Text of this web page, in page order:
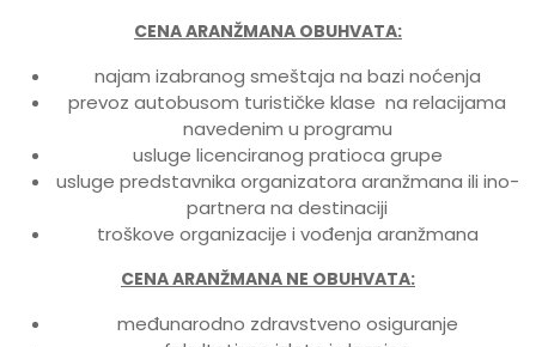
CENA ARANŽMANA OBUHVATA:
najam izabranog smeštaja na bazi noćenja
prevoz autobusom turističke klase na relacijama
navedenim u programu
usluge licenciranog pratioca grupe
usluge predstavnika organizatora aranžmana ili ino-
partnera na destinaciji
troškove organizacije i vođenja aranžmana
CENA ARANŽMANA NE OBUHVATA:
međunarodno zdravstveno osiguranje